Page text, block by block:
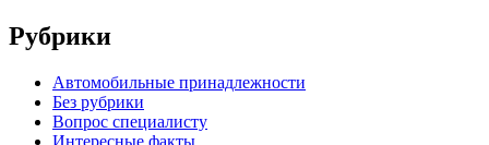
Рубрики
Автомобильные принадлежности
Без рубрики
Вопрос специалисту
Интересные факты